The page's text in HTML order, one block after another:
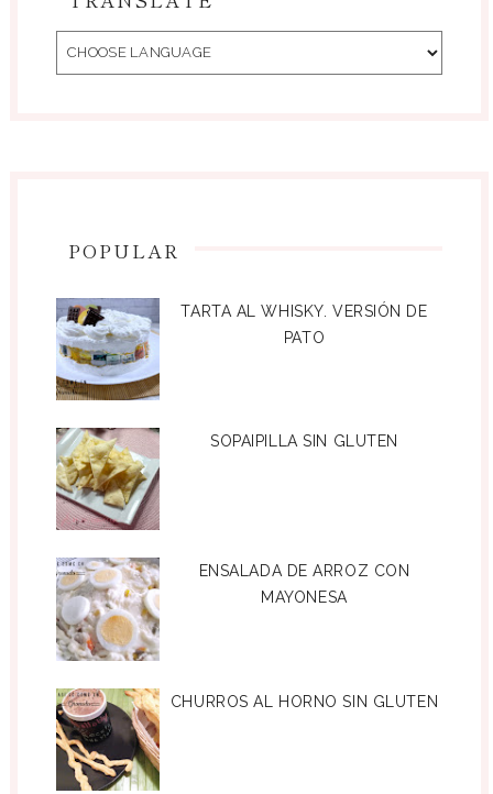
POPULAR
TARTA AL WHISKY. VERSIÓN DE
PATO
SOPAIPILLA SIN GLUTEN
ENSALADA DE ARROZ CON
MAYONESA
CHURROS AL HORNO SIN GLUTEN